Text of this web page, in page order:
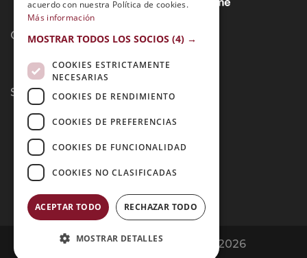
Contacto:
Síguenos:
Opiniones Grupo Esneca | Copyright 2026
acuerdo con nuestra Política de cookies.
Más información
MOSTRAR TODOS LOS SOCIOS (4) →
COOKIES ESTRICTAMENTE
NECESARIAS
COOKIES DE RENDIMIENTO
COOKIES DE PREFERENCIAS
COOKIES DE FUNCIONALIDAD
COOKIES NO CLASIFICADAS
ACEPTAR TODO RECHAZAR TODO
MOSTRAR DETALLES